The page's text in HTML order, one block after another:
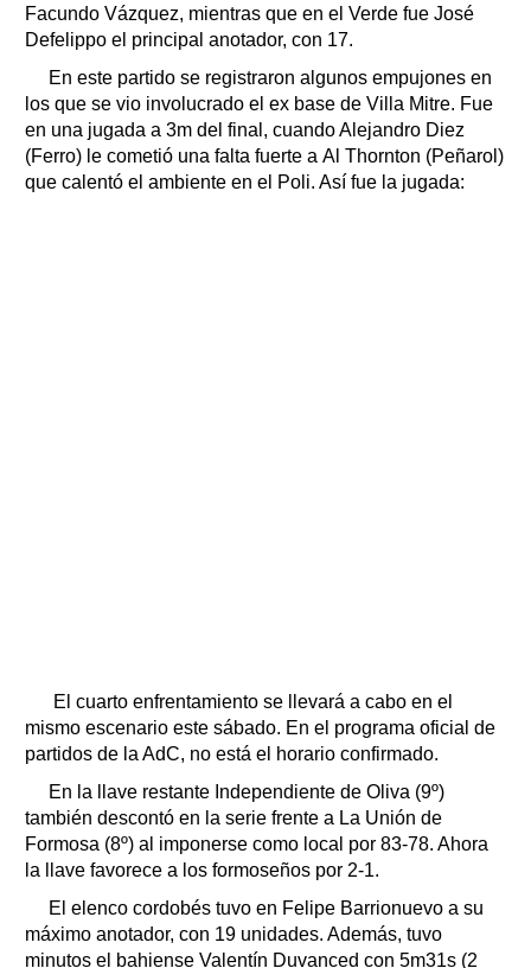
Facundo Vázquez, mientras que en el Verde fue José
Defelippo el principal anotador, con 17.
En este partido se registraron algunos empujones en
los que se vio involucrado el ex base de Villa Mitre. Fue
en una jugada a 3m del final, cuando Alejandro Diez
(Ferro) le cometió una falta fuerte a Al Thornton (Peñarol)
que calentó el ambiente en el Poli. Así fue la jugada:
El cuarto enfrentamiento se llevará a cabo en el
mismo escenario este sábado. En el programa oficial de
partidos de la AdC, no está el horario confirmado.
En la llave restante Independiente de Oliva (9º)
también descontó en la serie frente a La Unión de
Formosa (8º) al imponerse como local por 83-78. Ahora
la llave favorece a los formoseños por 2-1.
El elenco cordobés tuvo en Felipe Barrionuevo a su
máximo anotador, con 19 unidades. Además, tuvo
minutos el bahiense Valentín Duvanced con 5m31s (2